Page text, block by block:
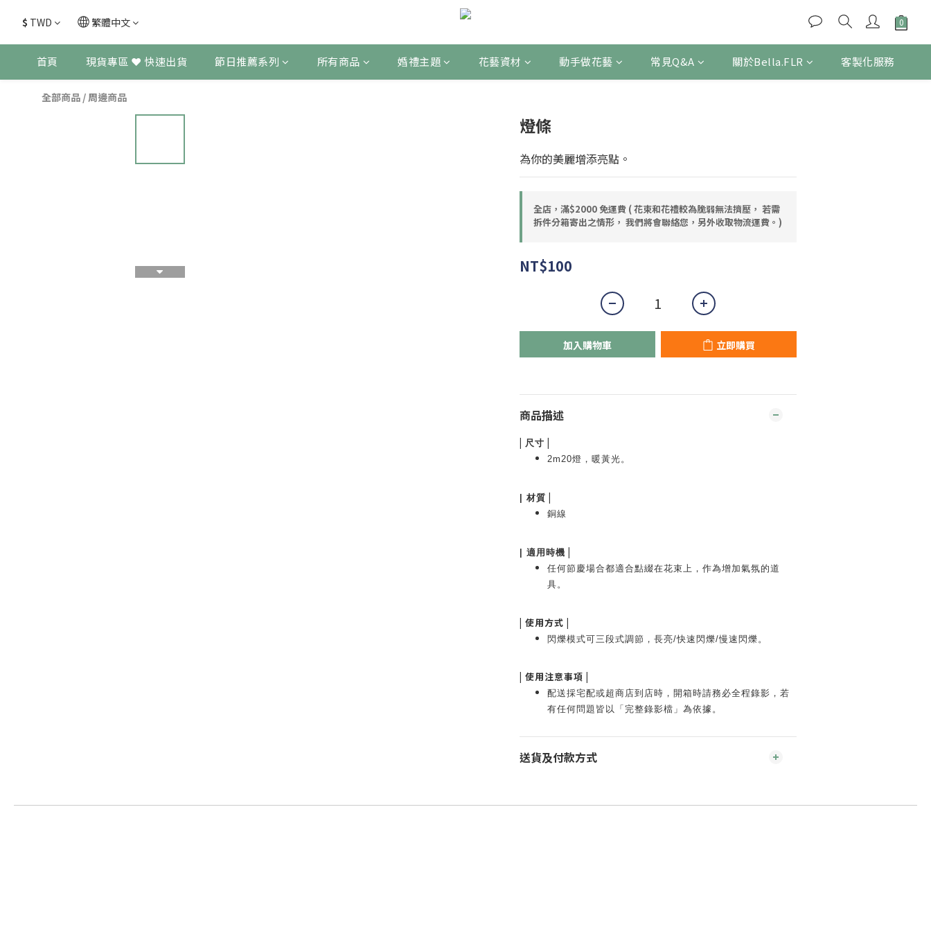
$ TWD 繁體中文
首頁 現貨專區 ❤ 快速出貨 節日推薦系列 所有商品 婚禮主題 花藝資材 動手做花藝 常見Q&A 關於Bella.FLR 客製化服務
全部商品 /周邊商品
燈條
為你的美麗增添亮點。
全店，滿$2000 免運費 ( 花束和花禮較為脆弱無法擠壓， 若需
拆件分箱寄出之情形， 我們將會聯絡您，另外收取物流運費。)
NT$100
加入購物車 立即購買
商品描述
| 尺寸 |
2m20燈，暖黃光。
| 材質 |
銅線
| 適用時機 |
任何節慶場合都適合點綴在花束上，作為增加氣氛的道
具。
| 使用方式 |
閃爍模式可三段式調節，長亮/快速閃爍/慢速閃爍。
| 使用注意事項 |
配送採宅配或超商店到店時，開箱時請務必全程錄影，若
有任何問題皆以「完整錄影檔」為依據。
送貨及付款方式